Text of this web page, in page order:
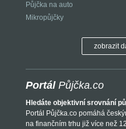
Půjčka na auto
Mikropůjčky
zobrazit
Portál Půjčka.co
Hledáte objektivní srovnání
Portál Půjčka.co pomáhá
na finančním trhu již více než